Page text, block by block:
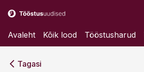
Avaleht Kõik lood Tööstusharud
Tagasi